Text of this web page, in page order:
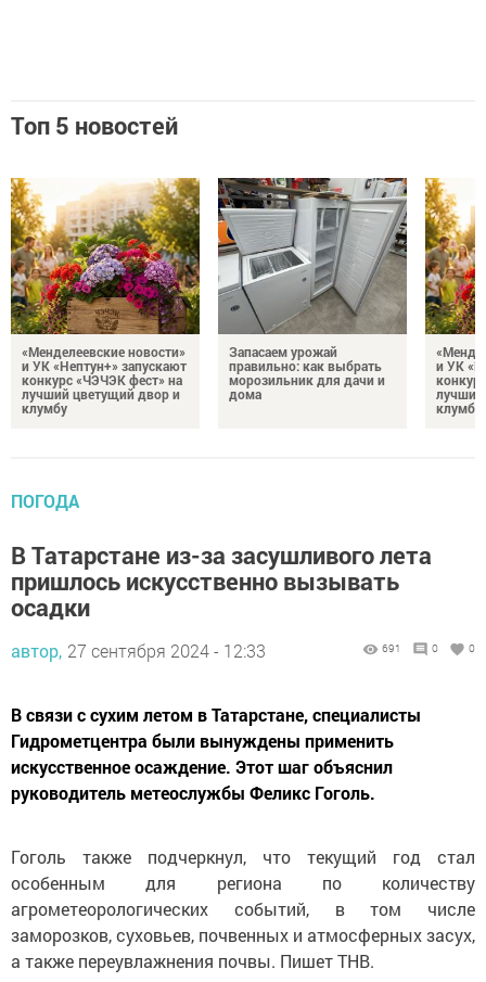
Топ 5 новостей
«Менделеевские новости»
и УК «Нептун+» запускают
конкурс «ЧЭЧЭК фест» на
лучший цветущий двор и
клумбу
Запасаем урожай
правильно: как выбрать
морозильник для дачи и
дома
и УК
лучший
клумбу
ПОГОДА
В Татарстане из-за засушливого лета
пришлось искусственно вызывать
осадки
автор, 27 сентября 2024 - 12:33 691 0 0
В связи с сухим летом в Татарстане, специалисты
Гидрометцентра были вынуждены применить
искусственное осаждение. Этот шаг объяснил
руководитель метеослужбы Феликс Гоголь.
Гоголь также подчеркнул, что текущий год стал
особенным для региона по количеству
агрометеорологических событий, в том числе
заморозков, суховьев, почвенных и атмосферных засух,
а также переувлажнения почвы. Пишет ТНВ.